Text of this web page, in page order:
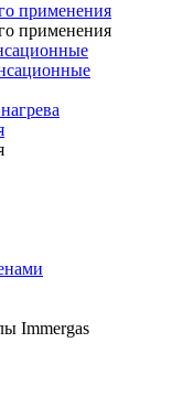
применения
применения
Immergas